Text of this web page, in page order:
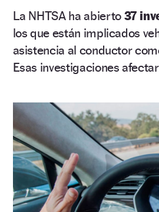
La NHTSA ha abierto 37
los que están implicados
asistencia al conductor
Esas investigaciones